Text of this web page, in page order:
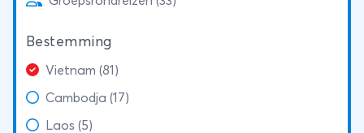
Bestemming
Vietnam (81)
Cambodja (17)
Laos (5)